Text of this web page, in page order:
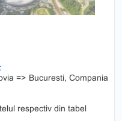
=> Bucuresti, Compania
respectiv din tabel